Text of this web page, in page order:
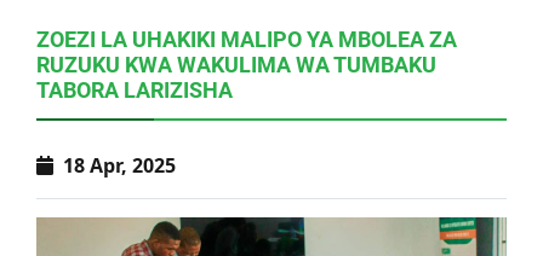
ZOEZI LA UHAKIKI MALIPO YA MBOLEA ZA
RUZUKU KWA WAKULIMA WA TUMBAKU
TABORA LARIZISHA
18 Apr, 2025